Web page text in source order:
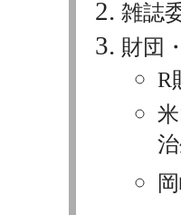
雑誌
財団
R